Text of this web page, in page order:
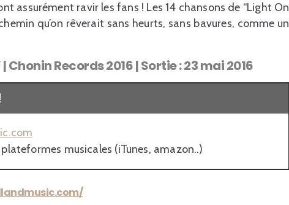
assurément ravir les fans ! Les 14 chansons de “Light On
qu’on rêverait sans heurts, sans bavures, comme un
Records 2016 | Sortie : 23 mai 2016
musicales (iTunes, amazon..)